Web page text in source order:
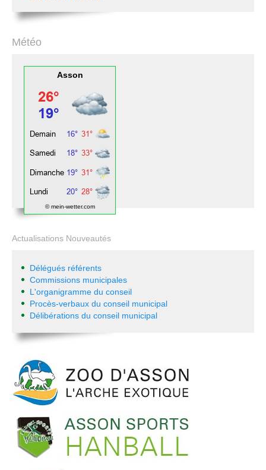
Météo
Asson
© mein-wetter.com
Actualisations Nouveautés
Délégués référents
Commissions municipales
L'organigramme du conseil
Procès-verbaux du conseil municipal
Délibérations du conseil municipal